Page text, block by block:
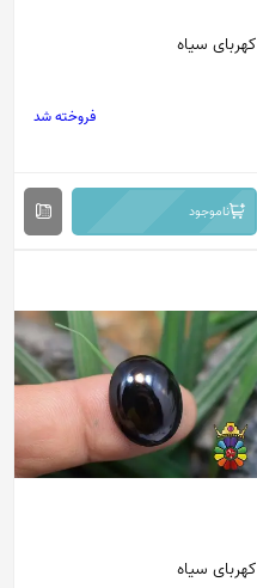
کهربای سیاه
فروخته شد
ناموجود
کهربای سیاه